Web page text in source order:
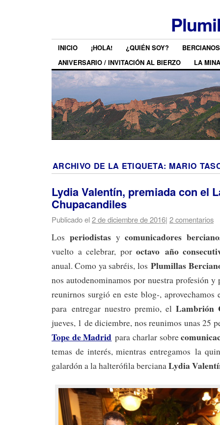
INICIO ¡HOLA! ¿QUIÉN SOY?
ANIVERSARIO / INVITACIÓN AL BIERZO
LA MINA
ARCHIVO DE LA ETIQUETA: MARIO
Lydia Valentín, premiada con el
Chupacandiles
Publicado el2 de diciembre de 2016| 2 comentarios
Los periodistasycomunicadores
vuelto a celebrar, poroctavo año
anual. Como ya sabréis, losPlumillas
nos autodenominamos por nuestra profesión
reunirnos surgió en este blog-, aprovechamos
para entregar nuestro premio, el Lambrión
jueves, 1 de diciembre, nos reunimos unas 25
Tope de Madrid para charlar sobre
temas de interés, mientras entregamos la
galardón a la halterófila bercianaLydia